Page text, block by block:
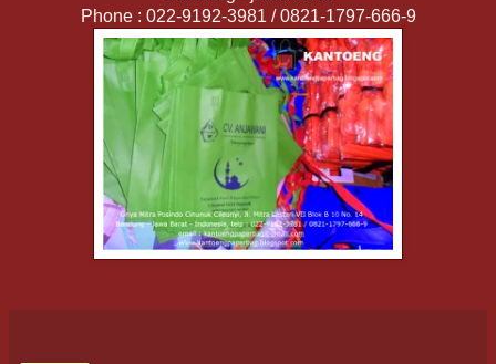
Phone : 022-9192-3981 / 0821-1797-666-9